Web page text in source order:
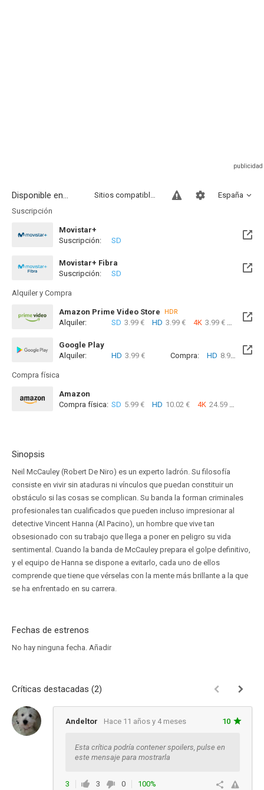
Disponible en... España
Sitios compatibles
Suscripción
Movistar+
Disponible hasta el Sab, 15 Ago 2026 (Quedan 6 días)
Suscripción: SD
Movistar+ Fibra
Disponible hasta el Sab, 15 Ago 2026 (Quedan 6 días)
Suscripción: SD
Alquiler y Compra
Amazon Prime Video Store HDR
Alquiler: SD 3.99 € HD 3.99 € 4K 3.99 €
Google Play
Alquiler:
HD 3.99 € Compra: HD 8.99 €
Compra física
Amazon
Compra física: SD 5.99 € HD 10.02 € 4K 24.59 €
Sinopsis
Neil McCauley (Robert De Niro) es un experto ladrón. Su filosofía
consiste en vivir sin ataduras ni vínculos que puedan constituir un
obstáculo si las cosas se complican. Su banda la forman criminales
profesionales tan cualificados que pueden incluso impresionar al
detective Vincent Hanna (Al Pacino), un hombre que vive tan
obsesionado con su trabajo que llega a poner en peligro su vida
sentimental. Cuando la banda de McCauley prepara el golpe definitivo,
y el equipo de Hanna se dispone a evitarlo, cada uno de ellos
comprende que tiene que vérselas con la mente más brillante a la que
se ha enfrentado en su carrera.
Fechas de estrenos
No hay ninguna fecha. Añadir
Críticas destacadas (2)
Andeltor Hace 11 años y 4 meses 10
Esta crítica podría contener spoilers, pulse en
este mensaje para mostrarla
3 3 0 100%